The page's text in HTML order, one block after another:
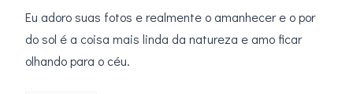
Eu adoro suas fotos e realmente o amanhecer e o por
do sol é a coisa mais linda da natureza e amo ficar
olhando para o céu.